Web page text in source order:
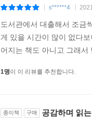
s******4
도서관에서 대출해서 조금
게 있을 시간이 많이 없다
어지는 책도 아니고 그래
1명이 이 리뷰를 추천합니다.
종이책 구매 공감하며 읽